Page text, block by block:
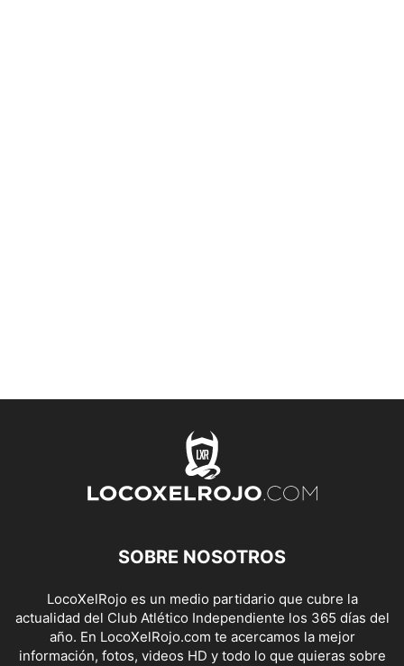
SOBRE NOSOTROS
LocoXelRojo es un medio partidario que cubre la
actualidad del Club Atlético Independiente los 365 días del
año. En LocoXelRojo.com te acercamos la mejor
información, fotos, videos HD y todo lo que quieras sobre